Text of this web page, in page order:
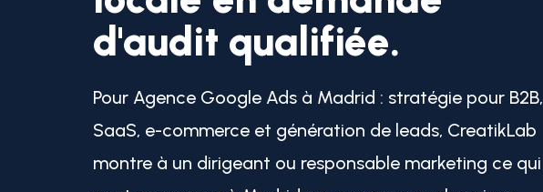
d'audit qualifiée.
Pour Agence Google Ads à Madrid : stratégie pour B2B,
SaaS, e-commerce et génération de leads, CreatikLab
montre à un dirigeant ou responsable marketing ce qui